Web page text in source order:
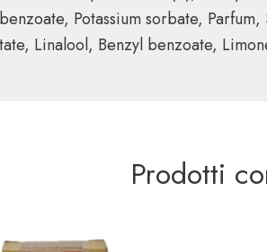
Potassium sorbate,
Linalool, Benzyl benzoate,
Prodotti